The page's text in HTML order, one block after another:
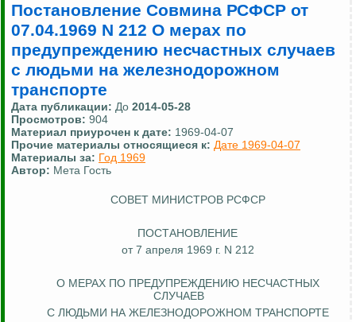
Постановление Совмина РСФСР от
07.04.1969 N 212 О мерах по
предупреждению несчастных случаев
с людьми на железнодорожном
транспорте
Дата публикации: До 2014-05-28
Просмотров: 904
Материал приурочен к дате: 1969-04-07
Прочие материалы относящиеся к: Дате 1969-04-07
Материалы за: Год 1969
Автор: Мета Гость
СОВЕТ МИНИСТРОВ РСФСР
ПОСТАНОВЛЕНИЕ
от 7 апреля 1969 г. N 212
О МЕРАХ ПО ПРЕДУПРЕЖДЕНИЮ НЕСЧАСТНЫХ
СЛУЧАЕВ
С ЛЮДЬМИ НА ЖЕЛЕЗНОДОРОЖНОМ ТРАНСПОРТЕ